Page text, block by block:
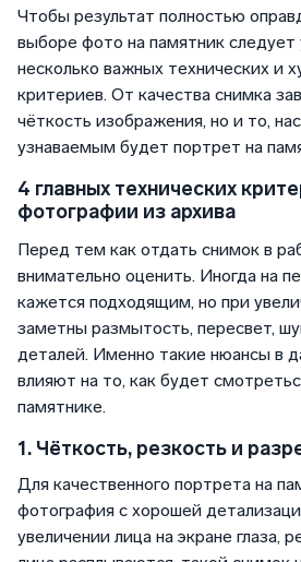
Чтобы результат полностью
выборе фото на памятник следует
несколько важных технических и
критериев. От качества снимка
чёткость изображения, но и то,
узнаваемым будет портрет на
4 главных технических
фотографии из архива
Перед тем как отдать снимок в
внимательно оценить. Иногда на
кажется подходящим, но при
заметны размытость, пересвет,
деталей. Именно такие нюансы в
влияют на то, как будет
памятнике.
1. Чёткость, резкость и
Для качественного портрета на
фотография с хорошей
увеличении лица на экране глаза,